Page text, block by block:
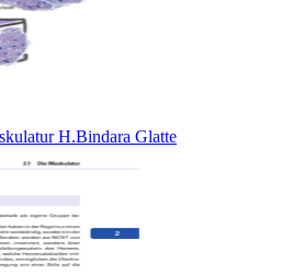
H.Bindara Glatte